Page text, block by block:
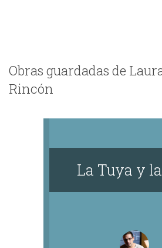
Obras guardadas de
Rincón
​La Tuya y